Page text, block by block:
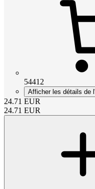
54412
Afficher les détails de
24.71 EUR
24.71 EUR